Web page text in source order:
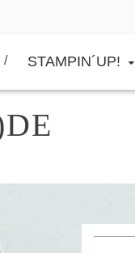
STAMPIN´UP!